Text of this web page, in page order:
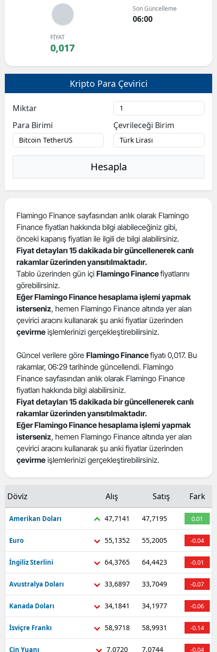
Bilecik
Burdur
Bursa
Çanakkale
Çankırı
Çorum
Denizli
Edirne
Elazığ
Erzincan
Eskişehir
Gaziantep
Gümüşhane
Hakkari
Hatay
Isparta
Mersin
İstanbul
Kars
Kastamonu
Kırklareli
Kırşehir
Kocaeli
Konya
Kütahya
Son Güncelleme
06:00
FİYAT
0,017
Kripto Para Çevirici
Miktar
Para Birimi
Çevrileceği Birim
Hesapla
Flamingo Finance sayfasından anlık olarak Flamingo
Finance fiyatları hakkında bilgi alabileceğiniz gibi,
önceki kapanış fiyatları ile ilgili de bilgi alabilirsiniz.
Fiyat detayları 15 dakikada bir güncellenerek canlı
rakamlar üzerinden yansıtılmaktadır.
Tablo üzerinden gün içi Flamingo Financefiyatlarını
görebilirsiniz.
Eğer Flamingo Finance hesaplama işlemi yapmak
isterseniz, hemen Flamingo Finance altında yer alan
çevirici aracını kullanarak şu anki fiyatlar üzerinden
çevirme işlemlerinizi gerçekleştirebilirsiniz.
Güncel verilere göre Flamingo Financefiyatı 0,017. Bu
rakamlar, 06:29 tarihinde güncellendi. Flamingo
Finance sayfasından anlık olarak Flamingo Finance
fiyatları hakkında bilgi alabilirsiniz.
Fiyat detayları 15 dakikada bir güncellenerek canlı
rakamlar üzerinden yansıtılmaktadır.
Eğer Flamingo Finance hesaplama işlemi yapmak
isterseniz, hemen Flamingo Finance altında yer alan
çevirici aracını kullanarak şu anki fiyatlar üzerinden
çevirme işlemlerinizi gerçekleştirebilirsiniz.
Döviz Alış Satış Fark
Amerikan Doları 47,7141 47,7195 0.01
Euro 55,1352 55,2005 -0.04
İngiliz Sterlini 64,3765 64,4423 -0.01
Avustralya Doları 33,6897 33,7049 -0.07
Kanada Doları 34,1841 34,1977 -0.06
İsviçre Frankı 58,9718 58,9931 -0.14
Çin Yuanı 7,0720 7,0744 -0.04